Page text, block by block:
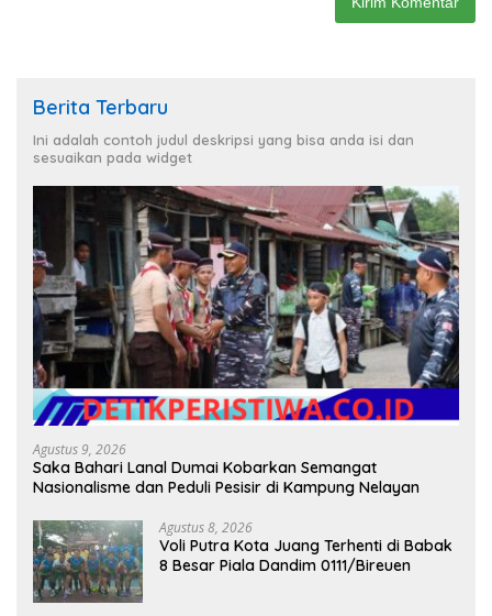
Berita Terbaru
Ini adalah contoh judul deskripsi yang bisa anda isi dan
sesuaikan pada widget
Agustus 9, 2026
Saka Bahari Lanal Dumai Kobarkan Semangat
Nasionalisme dan Peduli Pesisir di Kampung Nelayan
Agustus 8, 2026
Voli Putra Kota Juang Terhenti di Babak
8 Besar Piala Dandim 0111/Bireuen